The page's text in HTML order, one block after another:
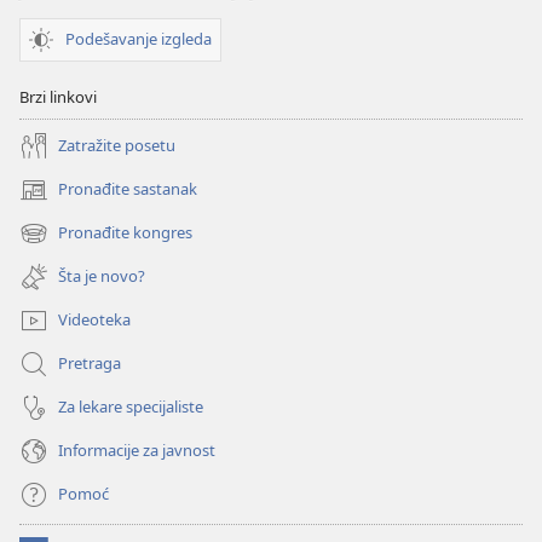
Podešavanje izgleda
Brzi linkovi
Zatražite posetu
Pronađite sastanak
(otvara
novi
prozor)
Pronađite kongres
(otvara
novi
prozor)
Šta je novo?
Videoteka
Pretraga
Za lekare specijaliste
Informacije za javnost
Pomoć